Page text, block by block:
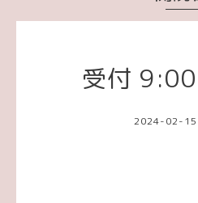
受付
2024-02-